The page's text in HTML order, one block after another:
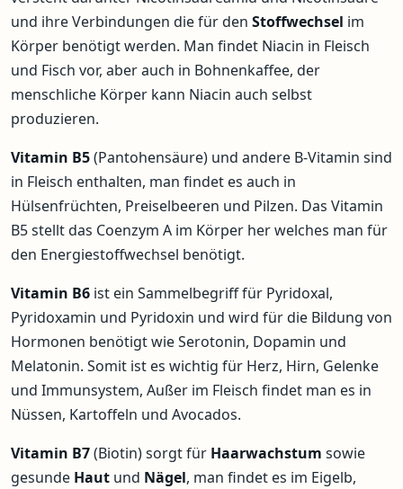
und ihre Verbindungen die für den Stoffwechsel im
Körper benötigt werden. Man findet Niacin in Fleisch
und Fisch vor, aber auch in Bohnenkaffee, der
menschliche Körper kann Niacin auch selbst
produzieren.
Vitamin B5(Pantohensäure) und andere B-Vitamin sind
in Fleisch enthalten, man findet es auch in
Hülsenfrüchten, Preiselbeeren und Pilzen. Das Vitamin
B5 stellt das Coenzym A im Körper her welches man für
den Energiestoffwechsel benötigt.
Vitamin B6 ist ein Sammelbegriff für Pyridoxal,
Pyridoxamin und Pyridoxin und wird für die Bildung von
Hormonen benötigt wie Serotonin, Dopamin und
Melatonin. Somit ist es wichtig für Herz, Hirn, Gelenke
und Immunsystem, Außer im Fleisch findet man es in
Nüssen, Kartoffeln und Avocados.
Vitamin B7(Biotin) sorgt für Haarwachstum sowie
gesunde Haut und Nägel, man findet es im Eigelb,